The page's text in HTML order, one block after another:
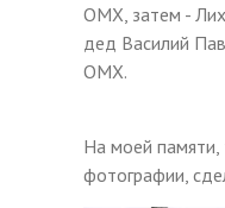
ОМХ, затем -
дед Василий
ОМХ.
На моей памяти,
фотографии,